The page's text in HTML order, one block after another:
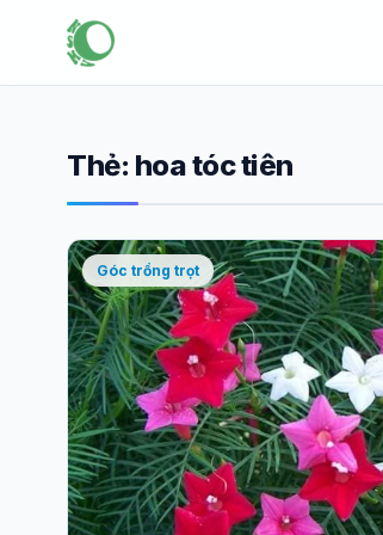
Thẻ: hoa tóc tiên
Góc trồng trọt